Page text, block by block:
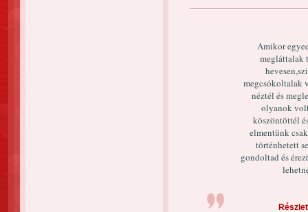
Amikor
megláttalak
megcsókoltalak
néztél és
olyanok
köszöntöttél
elmentünk
történhetett
gondoltad és